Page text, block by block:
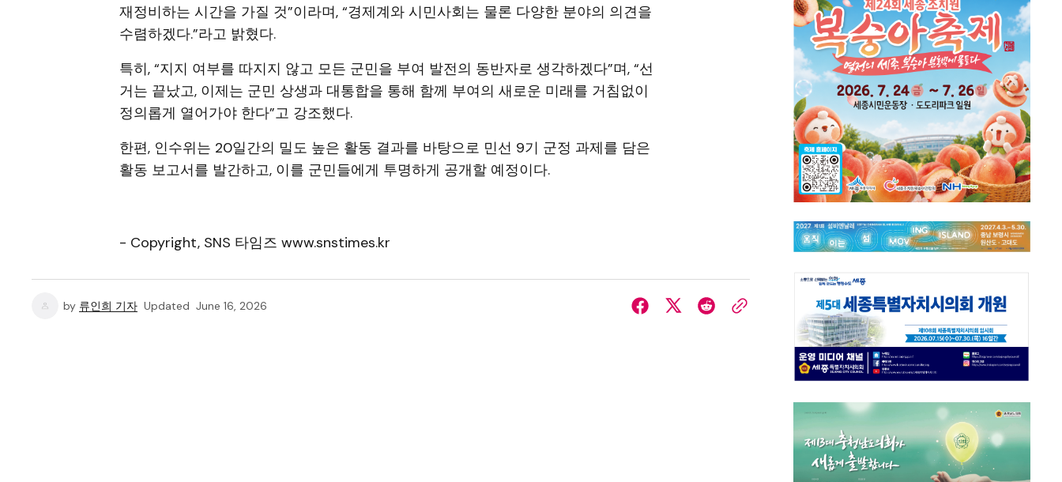
재정비하는 시간을 가질 것”이라며, “경제계와 시민사회는 물론 다양한 분야의 의견을
수렴하겠다.”라고 밝혔다.
특히, “지지 여부를 따지지 않고 모든 군민을 부여 발전의 동반자로 생각하겠다”며, “선
거는 끝났고, 이제는 군민 상생과 대통합을 통해 함께 부여의 새로운 미래를 거침없이
정의롭게 열어가야 한다”고 강조했다.
한편, 인수위는 20일간의 밀도 높은 활동 결과를 바탕으로 민선 9기 군정 과제를 담은
활동 보고서를 발간하고, 이를 군민들에게 투명하게 공개할 예정이다.
- Copyright, SNS 타임즈 www.snstimes.kr
by 류인희 기자 Updated June 16, 2026